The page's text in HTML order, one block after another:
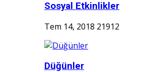
Sosyal Etkinlikler
Tem 14, 2018 21912
Düğünler